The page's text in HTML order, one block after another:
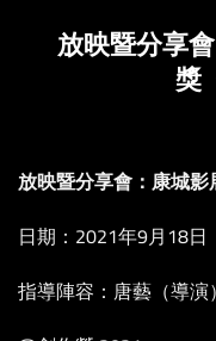
放映暨分享
獎
放映暨分享會：康城影
日期：2021年9月18日
指導陣容：唐藝（導演）